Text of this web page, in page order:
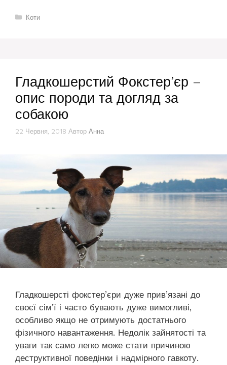
Категорії
Коти
Гладкошерстий Фокстер’єр –
опис породи та догляд за
собакою
22 Червня, 2018 Автор Анна
Гладкошерсті фокстер’єри дуже прив’язані до
своєї сім’ї і часто бувають дуже вимогливі,
особливо якщо не отримують достатнього
фізичного навантаження. Недолік зайнятості та
уваги так само легко може стати причиною
деструктивної поведінки і надмірного гавкоту.